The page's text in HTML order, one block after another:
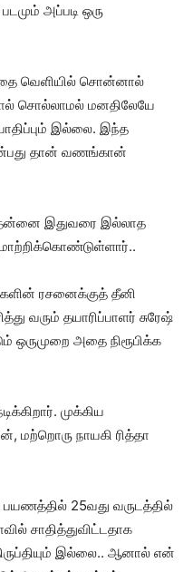
அப்படி ஒரு
வெளியில் சொன்னால்
சொல்லாமல் மனதிலேயே
இல்லை. இந்த
தான் வணங்கான்
இதுவரை இல்லாத
ரசனைக்குத் தீனி
வரும் தயாரிப்பாளர் சுரேஷ்
ஒருமுறை அதை நிரூபிக்க
முக்கிய
மற்றொரு நாயகி ரித்தா
பயணத்தில் 25வது வருடத்தில்
சாதித்துவிட்டதாக
இல்லை.. ஆனால் என்